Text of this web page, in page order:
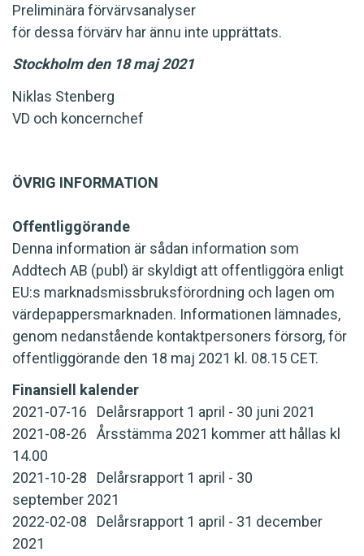
Preliminära förvärvsanalyser
för dessa förvärv har ännu inte upprättats.
Stockholm den 18 maj2021
Niklas Stenberg
VD och koncernchef
ÖVRIG INFORMATION
Offentliggörande
Denna information är sådan information som
Addtech AB (publ) är skyldigt att offentliggöra enligt
EU:s marknadsmissbruksförordning och lagen om
värdepappersmarknaden. Informationen lämnades,
genom nedanstående kontaktpersoners försorg, för
offentliggörande den 18 maj 2021 kl. 08.15 CET.
Finansiell kalender
2021-07-16 Delårsrapport 1 april - 30 juni 2021
2021-08-26 Årsstämma 2021 kommer att hållas kl
14.00
2021-10-28 Delårsrapport 1 april - 30
september 2021
2022-02-08 Delårsrapport 1 april - 31 december
2021